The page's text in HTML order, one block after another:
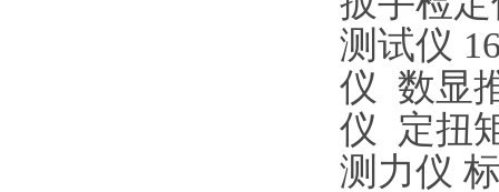
测试仪
仪 数显
仪 定扭
测力仪